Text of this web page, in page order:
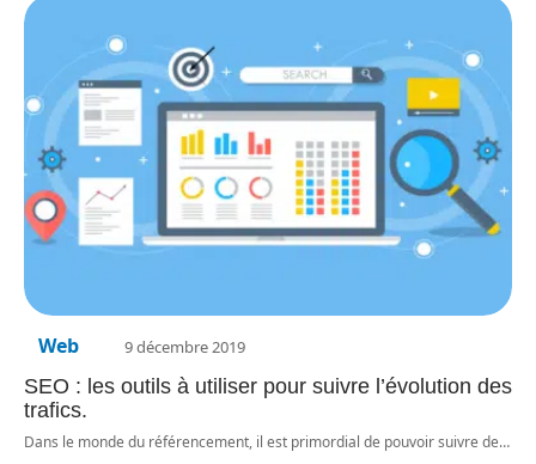
Web 9 décembre 2019
SEO : les outils à utiliser pour suivre l’évolution des
trafics.
Dans le monde du référencement, il est primordial de pouvoir suivre de…